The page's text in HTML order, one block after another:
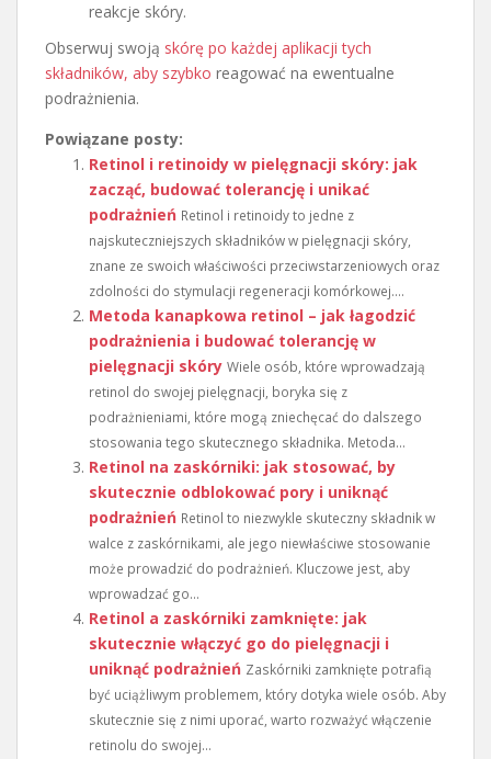
reakcje skóry.
Obserwuj swoją skórę po każdej aplikacji tych
składników, aby szybko reagować na ewentualne
podrażnienia.
Powiązane posty:
Retinol i retinoidy w pielęgnacji skóry: jak
zacząć, budować tolerancję i unikać
podrażnień Retinol i retinoidy to jedne z
najskuteczniejszych składników w pielęgnacji skóry,
znane ze swoich właściwości przeciwstarzeniowych oraz
zdolności do stymulacji regeneracji komórkowej....
Metoda kanapkowa retinol – jak łagodzić
podrażnienia i budować tolerancję w
pielęgnacji skóry Wiele osób, które wprowadzają
retinol do swojej pielęgnacji, boryka się z
podrażnieniami, które mogą zniechęcać do dalszego
stosowania tego skutecznego składnika. Metoda...
Retinol na zaskórniki: jak stosować, by
skutecznie odblokować pory i uniknąć
podrażnień Retinol to niezwykle skuteczny składnik w
walce z zaskórnikami, ale jego niewłaściwe stosowanie
może prowadzić do podrażnień. Kluczowe jest, aby
wprowadzać go...
Retinol a zaskórniki zamknięte: jak
skutecznie włączyć go do pielęgnacji i
uniknąć podrażnień Zaskórniki zamknięte potrafią
być uciążliwym problemem, który dotyka wiele osób. Aby
skutecznie się z nimi uporać, warto rozważyć włączenie
retinolu do swojej...